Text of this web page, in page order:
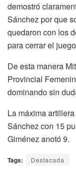
demostró
Sánchez por que
quedaron con los
para cerrar el
De esta manera
Provincial
dominando sin
La máxima
Sánchez con 15
Giménez anotó 9.
Tags: Destacada